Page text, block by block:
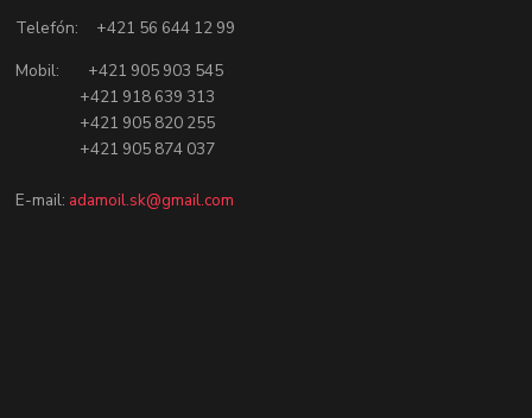
Telefón: +421 56 644 12 99
Mobil: +421 905 903 545
+421 918 639 313
+421 905 820 255
+421 905 874 037
E-mail: adamoil.sk@gmail.com